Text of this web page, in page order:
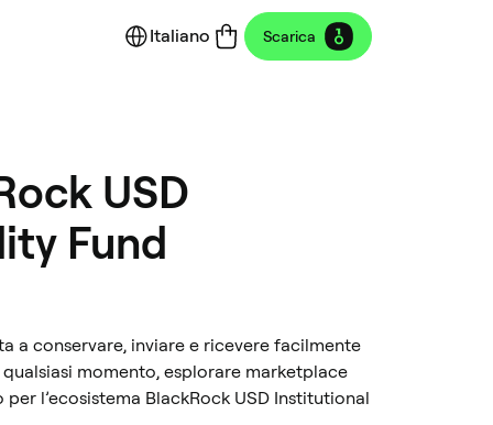
Italiano Scarica
USD
Fund
a conservare, inviare e ricevere facilmente
momento, esplorare marketplace
l’ecosistema BlackRock USD Institutional